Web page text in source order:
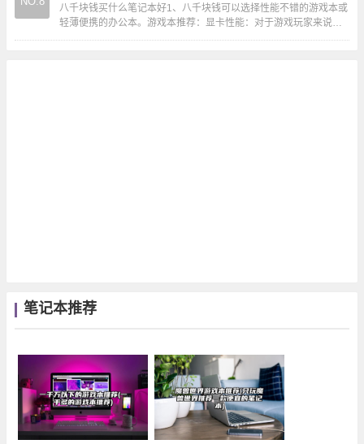
八千块钱买什么笔记本好1、八千块钱可以选择性能不错的游戏本或
轻薄便携的办公本。游戏本推荐：显卡性能：对于游戏玩家来说，
显卡性能至关重要。在八千块钱的预算内，可以...
笔记本推荐